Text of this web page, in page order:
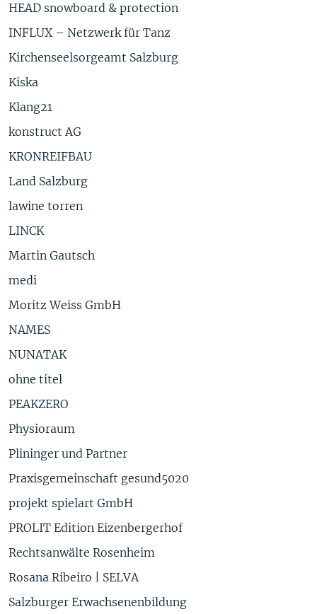
HEAD snowboard & protection
INFLUX – Netzwerk für Tanz
Kirchenseelsorgeamt Salzburg
Kiska
Klang21
konstruct AG
KRONREIFBAU
Land Salzburg
lawine torren
LINCK
Martin Gautsch
medi
Moritz Weiss GmbH
NAMES
NUNATAK
ohne titel
PEAKZERO
Physioraum
Plininger und Partner
Praxisgemeinschaft gesund5020
projekt spielart GmbH
PROLIT Edition Eizenbergerhof
Rechtsanwälte Rosenheim
Rosana Ribeiro | SELVA
Salzburger Erwachsenenbildung